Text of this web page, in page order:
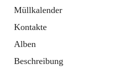
Müllkalender
Kontakte
Alben
Beschreibung